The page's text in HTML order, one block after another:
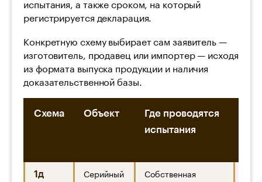
испытания, а также сроком, на который
регистрируется декларация.
Конкретную схему выбирает сам заявитель —
изготовитель, продавец или импортер — исходя
из формата выпуска продукции и наличия
доказательственной базы.
Схема Объект
Где проводятся
испытания
1д
Серийный
Собственная